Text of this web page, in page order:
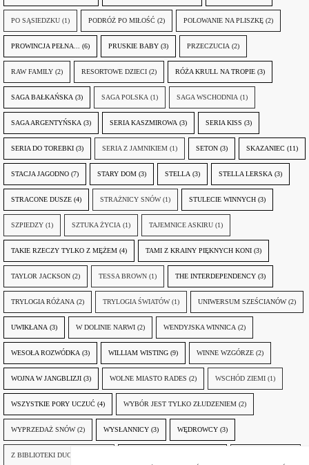
PO SĄSIEDZKU (1) PODRÓŻ PO MIŁOŚĆ (2) POLOWANIE NA PLISZKĘ (2)
PROWINCJA PEŁNA... (6) PRUSKIE BABY (3) PRZECZUCIA (2)
RAW FAMILY (2) RESORTOWE DZIECI (2) RÓŻA KRULL NA TROPIE (3)
SAGA BAŁKAŃSKA (3) SAGA POLSKA (1) SAGA WSCHODNIA (1)
SAGA ARGENTYŃSKA (3) SERIA KASZMIROWA (3) SERIA KISS (3)
SERIA DO TOREBKI (3) SERIA Z JAMNIKIEM (1) SETON (3) SKAZANIEC (11)
STACJA JAGODNO (7) STARY DOM (3) STELLA (3) STELLA LERSKA (3)
STRACONE DUSZE (4) STRAŻNICY SNÓW (1) STULECIE WINNYCH (3)
SZPIEDZY (1) SZTUKA ŻYCIA (1) TAJEMNICE ASKIRU (1)
TAKIE RZECZY TYLKO Z MĘŻEM (4) TAMI Z KRAINY PIĘKNYCH KONI (3)
TAYLOR JACKSON (2) TESSA BROWN (1) THE INTERDEPENDENCY (3)
TRYLOGIA RÓŻANA (2) TRYLOGIA ŚWIATÓW (1) UNIWERSUM SZEŚCIANÓW (2)
UWIKŁANA (3) W DOLINIE NARWI (2) WENDYJSKA WINNICA (2)
WESOŁA ROZWÓDKA (3) WILLIAM WISTING (9) WINNE WZGÓRZE (2)
WOJNA W JANGBLIZJI (3) WOLNE MIASTO RADES (2) WSCHÓD ZIEMI (1)
WSZYSTKIE PORY UCZUĆ (4) WYBÓR JEST TYLKO ZŁUDZENIEM (2)
WYPRZEDAŻ SNÓW (2) WYSŁANNICY (3) WĘDROWCY (3)
Z BIBLIOTEKI DUCHA GÓR